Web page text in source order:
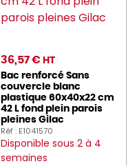
36,57 € HT
Bac renforcé Sans
couvercle blanc
plastique 60x40x22 cm
42 L fond plein parois
pleines Gilac
Réf : E1041570
Disponible sous 2 à 4
semaines